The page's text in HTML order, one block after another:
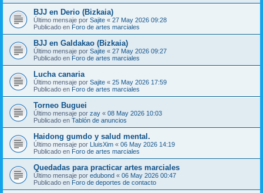
BJJ en Derio (Bizkaia)
Último mensaje por Sajite « 27 May 2026 09:28
Publicado en Foro de artes marciales
BJJ en Galdakao (Bizkaia)
Último mensaje por Sajite « 27 May 2026 09:27
Publicado en Foro de artes marciales
Lucha canaria
Último mensaje por Sajite « 25 May 2026 17:59
Publicado en Foro de artes marciales
Torneo Buguei
Último mensaje por zay « 08 May 2026 10:03
Publicado en Tablón de anuncios
Haidong gumdo y salud mental.
Último mensaje por LluisXim « 06 May 2026 14:19
Publicado en Foro de artes marciales
Quedadas para practicar artes marciales
Último mensaje por edubond « 06 May 2026 00:47
Publicado en Foro de deportes de contacto